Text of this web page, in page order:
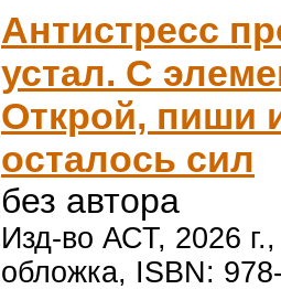
Антистресс
устал. С
Открой, пиши
осталось сил
без автора
Изд-во АСТ, 2026
обложка, ISBN: